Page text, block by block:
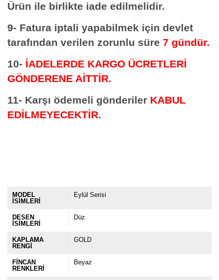
Ürün ile birlikte iade edilmelidir.
9- Fatura iptali yapabilmek için devlet
tarafından verilen zorunlu süre 7 gündür.
10- İADELERDE KARGO ÜCRETLERİ
GÖNDERENE AİTTİR.
11- Karşı ödemeli gönderiler KABUL
EDİLMEYECEKTİR.
MODEL
İSİMLERİ
Eylül Serisi
DESEN
İSİMLERİ
Düz
KAPLAMA
RENGİ
GOLD
FİNCAN
RENKLERİ
Beyaz